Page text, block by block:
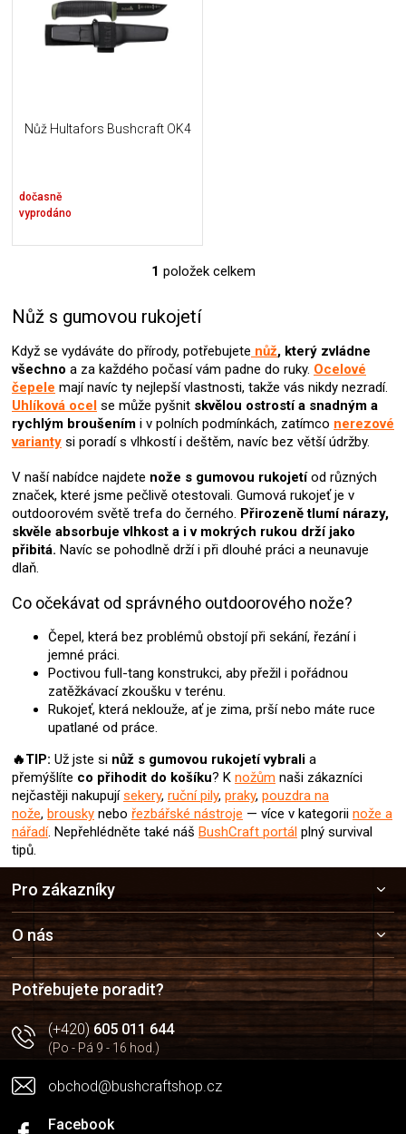
Nůž Hultafors Bushcraft OK4
dočasně
vyprodáno
O
l
d
a
c
í
p
r
v
y
v
ý
p
i
1 položek celkem
Nůž s gumovou rukojetí
Když se vydáváte do přírody, potřebujete nůž, který zvládne
všechno a za každého počasí vám padne do ruky. Ocelové
čepele mají navíc ty nejlepší vlastnosti, takže vás nikdy nezradí.
Uhlíková ocel se může pyšnit skvělou ostrostí a snadným a
rychlým broušením i v polních podmínkách, zatímco nerezové
varianty si poradí s vlhkostí i deštěm, navíc bez větší údržby.
V naší nabídce najdete nože s gumovou rukojetíod různých
značek, které jsme pečlivě otestovali. Gumová rukojeť je v
outdoorovém světě trefa do černého. Přirozeně tlumí nárazy,
skvěle absorbuje vlhkost a i v mokrých rukou drží jako
přibitá. Navíc se pohodlně drží i při dlouhé práci a neunavuje
dlaň.
Co očekávat od správného outdoorového nože?
Čepel, která bez problémů obstojí při sekání, řezání i
jemné práci.
Poctivou full-tang konstrukci, aby přežil i pořádnou
zatěžkávací zkoušku v terénu.
Rukojeť, která neklouže, ať je zima, prší nebo máte ruce
upatlané od práce.
🔥TIP: Už jste si nůž s gumovou rukojetívybrali a
přemýšlíte co přihodit do košíku? K nožům naši zákazníci
nejčastěji nakupujísekery, ruční pily, praky, pouzdra na
nože, brousky nebo řezbářské nástroje — více v kategorii nože a
nářadí. Nepřehlédněte také náš BushCraft portál plný survival
tipů.
a
t
í
Pro zákazníky
O nás
Potřebujete poradit?
(+420)605 011 644
(Po - Pá 9 - 16 hod.)
obchod@bushcraftshop.cz
Facebook